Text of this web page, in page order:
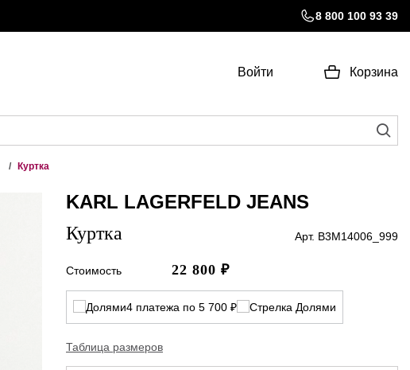
8 800 100 93 39
Войти Корзина
Куртка
KARL LAGERFELD JEANS
Куртка Арт. B3M14006_999
Стоимость 22 800 ₽
4 платежа по 5 700 ₽
Таблица размеров